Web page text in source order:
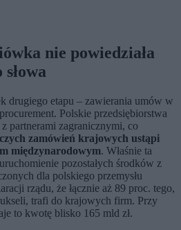
nie powiedziała
drugiego etapu – zawierania umów w
Polskie przedsiębiorstwa
partnerami zagranicznymi, co
zamówień krajowych ustąpi
międzynarodowym. Właśnie ta
pozostałych środków z
dla polskiego przemysłu
rządu, że łącznie aż 89 proc. tego,
trafi do krajowych firm. Przy
to kwotę blisko 165 mld zł.